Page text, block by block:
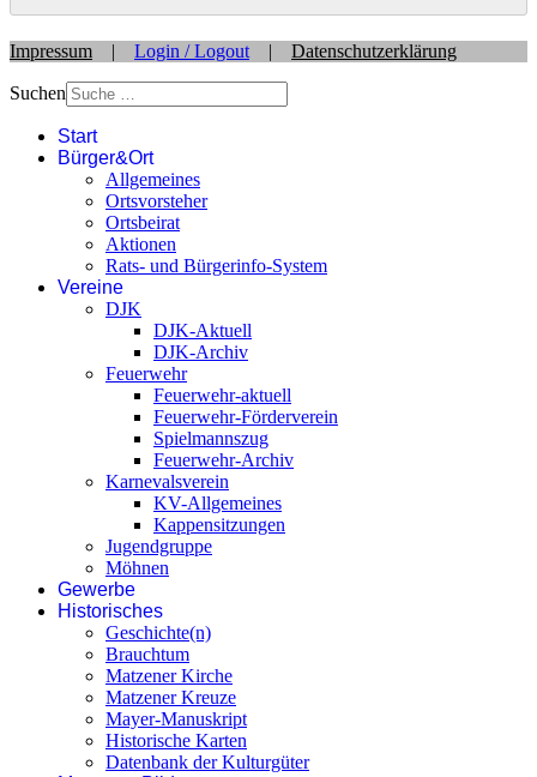
Impressum | Login / Logout | Datenschutzerklärung
Suchen
Start
Bürger&Ort
Allgemeines
Ortsvorsteher
Ortsbeirat
Aktionen
Rats- und Bürgerinfo-System
Vereine
DJK
DJK-Aktuell
DJK-Archiv
Feuerwehr
Feuerwehr-aktuell
Feuerwehr-Förderverein
Spielmannszug
Feuerwehr-Archiv
Karnevalsverein
KV-Allgemeines
Kappensitzungen
Jugendgruppe
Möhnen
Gewerbe
Historisches
Geschichte(n)
Brauchtum
Matzener Kirche
Matzener Kreuze
Mayer-Manuskript
Historische Karten
Datenbank der Kulturgüter